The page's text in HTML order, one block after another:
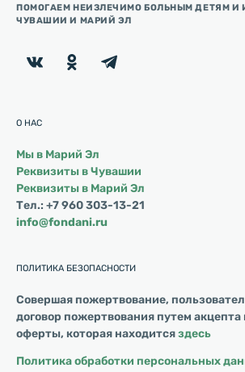
ПОМОГАЕМ НЕИЗЛЕЧИМО БОЛЬНЫМ ДЕТЯМ И
ЧУВАШИИ И МАРИЙ ЭЛ
О НАС
Мы в Марий Эл
Реквизиты в Чувашии
Реквизиты в Марий Эл
Тел.: +7 960 303-13-21
info@fondani.ru
ПОЛИТИКА БЕЗОПАСНОСТИ
Совершая пожертвование,
договор пожертвования путем акцепта
оферты, которая находитсяздесь
Политика обработки персональных